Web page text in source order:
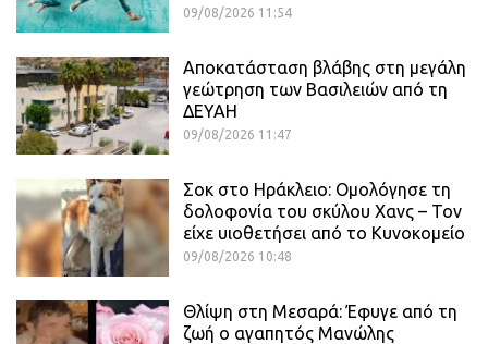
09/08/2026 11:54
Αποκατάσταση βλάβης στη μεγάλη
γεώτρηση των Βασιλειών από τη
ΔΕΥΑΗ
09/08/2026 11:47
Σοκ στο Ηράκλειο: Ομολόγησε τη
δολοφονία του σκύλου Χανς – Τον
είχε υιοθετήσει από το Κυνοκομείο
09/08/2026 10:48
Θλίψη στη Μεσαρά: Έφυγε από τη
ζωή ο αγαπητός Μανώλης